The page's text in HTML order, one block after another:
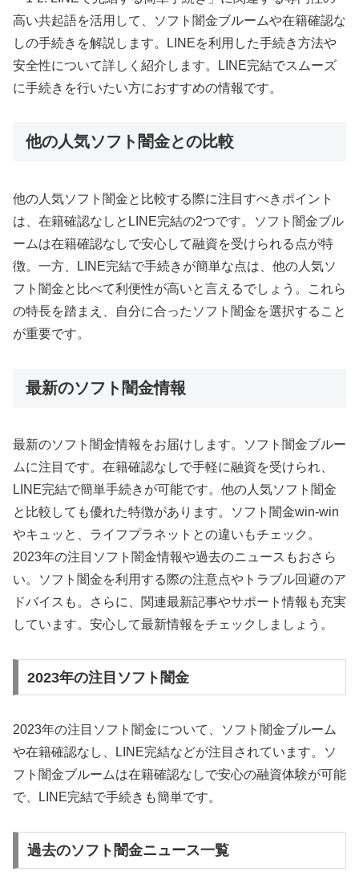
高い共起語を活用して、ソフト闇金ブルームや在籍確認な
しの手続きを解説します。LINEを利用した手続き方法や
安全性について詳しく紹介します。LINE完結でスムーズ
に手続きを行いたい方におすすめの情報です。
他の人気ソフト闇金との比較
他の人気ソフト闇金と比較する際に注目すべきポイント
は、在籍確認なしとLINE完結の2つです。ソフト闇金ブル
ームは在籍確認なしで安心して融資を受けられる点が特
徴。一方、LINE完結で手続きが簡単な点は、他の人気ソ
フト闇金と比べて利便性が高いと言えるでしょう。これら
の特長を踏まえ、自分に合ったソフト闇金を選択すること
が重要です。
最新のソフト闇金情報
最新のソフト闇金情報をお届けします。ソフト闇金ブルー
ムに注目です。在籍確認なしで手軽に融資を受けられ、
LINE完結で簡単手続きが可能です。他の人気ソフト闇金
と比較しても優れた特徴があります。ソフト闇金win-win
やキュッと、ライフプラネットとの違いもチェック。
2023年の注目ソフト闇金情報や過去のニュースもおさら
い。ソフト闇金を利用する際の注意点やトラブル回避のア
ドバイスも。さらに、関連最新記事やサポート情報も充実
しています。安心して最新情報をチェックしましょう。
2023年の注目ソフト闇金
2023年の注目ソフト闇金について、ソフト闇金ブルーム
や在籍確認なし、LINE完結などが注目されています。ソ
フト闇金ブルームは在籍確認なしで安心の融資体験が可能
で、LINE完結で手続きも簡単です。
過去のソフト闇金ニュース一覧